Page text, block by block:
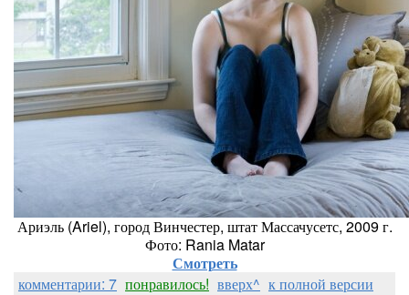
Ариэль (Ariel), город Винчестер, штат Массачусетс, 2009 г.
Фото: Rania Matar
Смотреть
комментарии: 7 понравилось! вверх^ к полной версии